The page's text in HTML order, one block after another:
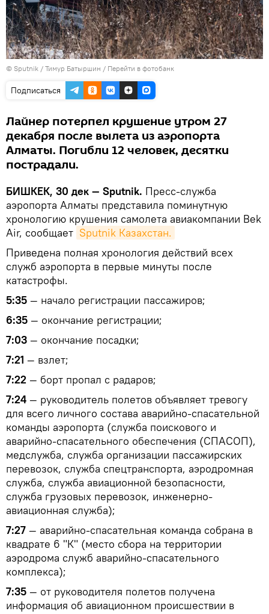
© Sputnik / Тимур Батыршин / Перейти в фотобанк
Подписаться
Лайнер потерпел крушение утром 27
декабря после вылета из аэропорта
Алматы. Погибли 12 человек, десятки
пострадали.
БИШКЕК, 30 дек — Sputnik. Пресс-служба
аэропорта Алматы представила поминутную
хронологию крушения самолета авиакомпании Bek
Air, сообщает Sputnik Казахстан.
Приведена полная хронология действий всех
служб аэропорта в первые минуты после
катастрофы.
5:35 — начало регистрации пассажиров;
6:35 — окончание регистрации;
7:03 — окончание посадки;
7:21 — взлет;
7:22 — борт пропал с радаров;
7:24 — руководитель полетов объявляет тревогу
для всего личного состава аварийно-спасательной
команды аэропорта (служба поискового и
аварийно-спасательного обеспечения (СПАСОП),
медслужба, служба организации пассажирских
перевозок, служба спецтранспорта, аэродромная
служба, служба авиационной безопасности,
служба грузовых перевозок, инженерно-
авиационная служба);
7:27 — аварийно-спасательная команда собрана в
квадрате 6 "К" (место сбора на территории
аэродрома служб аварийно-спасательного
комплекса);
7:35 — от руководителя полетов получена
информация об авиационном происшествии в